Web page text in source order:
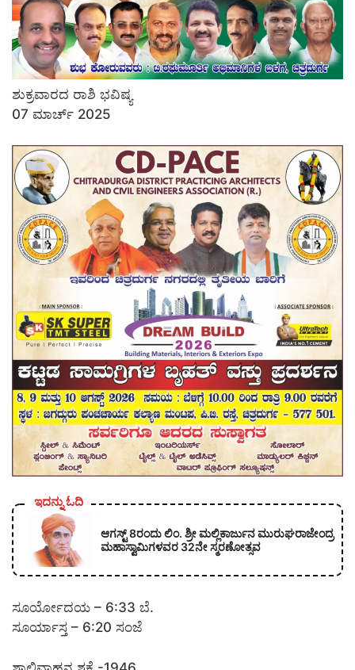
ಶುಕ್ರವಾರದ ರಾಶಿ ಭವಿಷ್ಯ
07 ಮಾರ್ಚ್ 2025
ಇದನ್ನು ಓದಿ
ಆಗಸ್ಟ್ 8ರಂದು ಲಿಂ. ಶ್ರೀ ಮಲ್ಲಿಕಾರ್ಜುನ ಮುರುಘರಾಜೇಂದ್ರ
ಮಹಾಸ್ವಾಮಿಗಳವರ 32ನೇ ಸ್ಮರಣೋತ್ಸವ
ಸೂರ್ಯೋದಯ – 6:33 ಬೆ.
ಸೂರ್ಯಾಸ್ತ – 6:20 ಸಂಜೆ